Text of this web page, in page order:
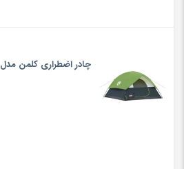
چادر اضطراری کلمن مدل Sundome 4P